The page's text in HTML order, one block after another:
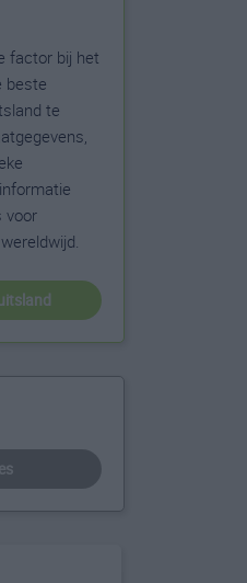
factor bij het
beste
te
voor